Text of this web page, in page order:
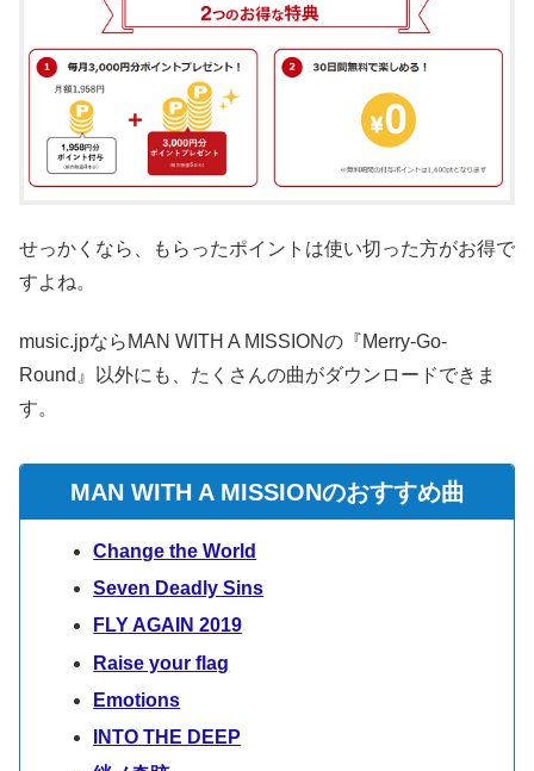
せっかくなら、もらったポイントは使い切った方がお得で
すよね。
music.jpならMAN WITH A MISSIONの『Merry-Go-
Round』以外にも、たくさんの曲がダウンロードできま
す。
MAN WITH A MISSIONのおすすめ曲
Change the World
Seven Deadly Sins
FLY AGAIN 2019
Raise your flag
Emotions
INTO THE DEEP